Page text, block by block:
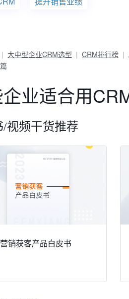
大中型企业CRM选型 CRM排行榜
业适合用
/视频干货推荐
销获客产品白皮书